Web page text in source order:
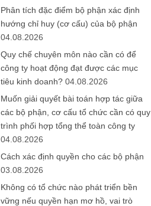
Phân tích đặc điểm bộ phận xác định
hướng chỉ huy (cơ cấu) của bộ phận
04.08.2026
Quy chế chuyên môn nào cần có để
công ty hoạt động đạt được các mục
tiêu kinh doanh? 04.08.2026
Muốn giải quyết bài toán hợp tác giữa
các bộ phận, cơ cấu tổ chức cần có quy
trình phối hợp tổng thể toàn công ty
04.08.2026
Cách xác định quyền cho các bộ phận
03.08.2026
Không có tổ chức nào phát triển bền
vững nếu quyền hạn mơ hồ, vai trò